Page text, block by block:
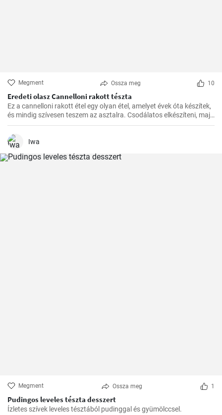
Megment Ossza meg 10
Eredeti olasz Cannelloni rakott tészta
Ez a cannelloni rakott étel egy olyan étel, amelyet évek óta készítek,
és mindig szívesen teszem az asztalra. Csodálatos elkészíteni, majd
a kívánt időben a sütőben megsütni. A paradicsomszósz
fűszerességének, a béchamel mártás krémességének és a darált
hússal töltött cannelloni pikáns ízének kombinációja egyszerűen
Iwa
Megment Ossza meg 1
Pudingos leveles tészta desszert
Ízletes szívek leveles tésztából pudinggal és gyümölccsel.